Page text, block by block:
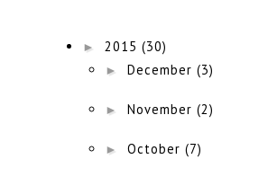
►2015(30)
►December(3)
►November(2)
►October(7)